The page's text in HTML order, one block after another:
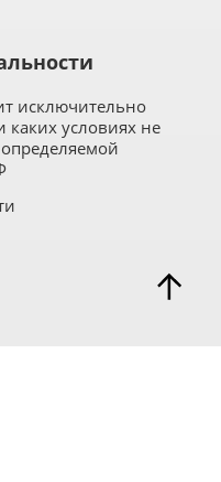
исключительно
каких условиях не